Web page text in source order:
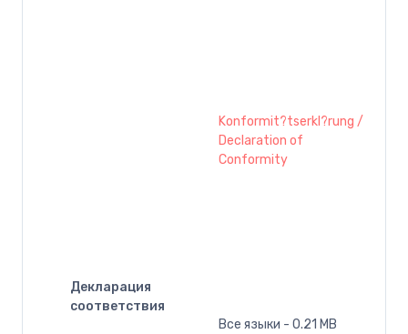
Декларация
соответствия
Konformit?tserkl?rung /
Declaration of
Conformity
Все языки - 0.21 MB